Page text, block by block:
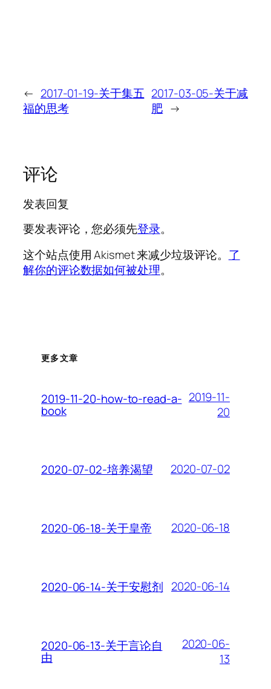
← 2017-01-19-关于集五
福的思考
2017-03-05-关于减
肥 →
评论
发表回复
要发表评论，您必须先登录。
这个站点使用 Akismet 来减少垃圾评论。 了
解你的评论数据如何被处理。
更多文章
2019-11-20-how-to-read-a-
book
2019-11-
20
2020-07-02-培养渴望 2020-07-02
2020-06-18-关于皇帝 2020-06-18
2020-06-14-关于安慰剂 2020-06-14
2020-06-13-关于言论自
由
2020-06-
13